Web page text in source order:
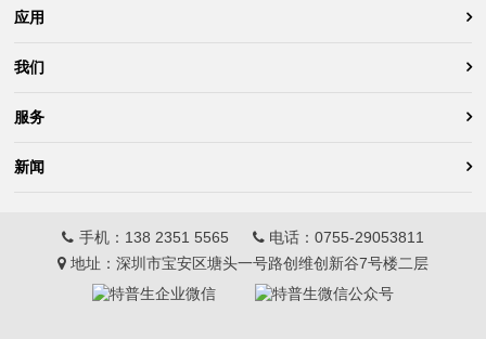
应用
我们
服务
新闻
手机： 138 2351 5565 电话： 0755-29053811
地址：深圳市宝安区塘头一号路创维创新谷7号楼二层